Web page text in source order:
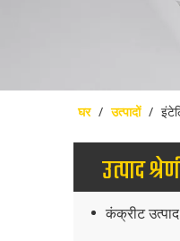
घर / उत्पादों /
उत्पाद
कंक्रीट